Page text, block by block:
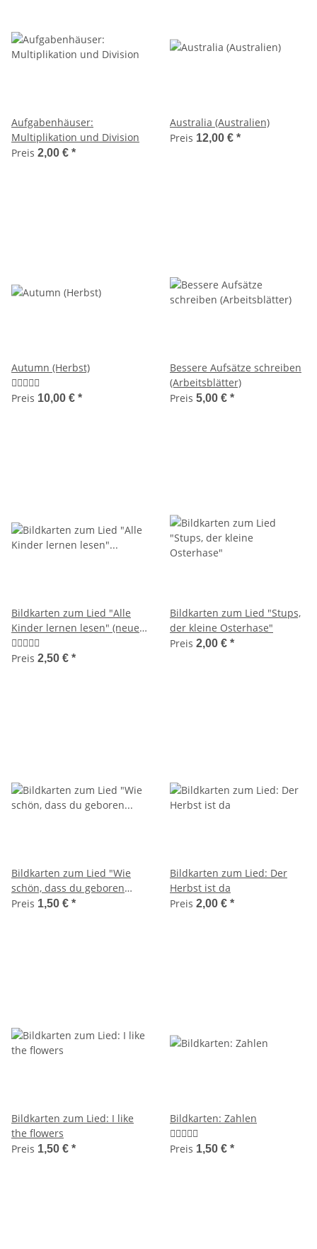
Aufgabenhäuser:
Multiplikation und Division
Preis 2,00 € *
Australia (Australien)
Preis 12,00 € *
Autumn (Herbst)
Preis 10,00 € *
Bessere Aufsätze schreiben
(Arbeitsblätter)
Preis 5,00 € *
Bildkarten zum Lied "Alle
Kinder lernen lesen" (neue
Version)
Preis 2,50 € *
Bildkarten zum Lied "Stups,
der kleine Osterhase"
Preis 2,00 € *
Bildkarten zum Lied "Wie
schön, dass du geboren
bist"
Preis 1,50 € *
Bildkarten zum Lied: Der
Herbst ist da
Preis 2,00 € *
Bildkarten zum Lied: I like
the flowers
Preis 1,50 € *
Bildkarten: Zahlen
Preis 1,50 € *